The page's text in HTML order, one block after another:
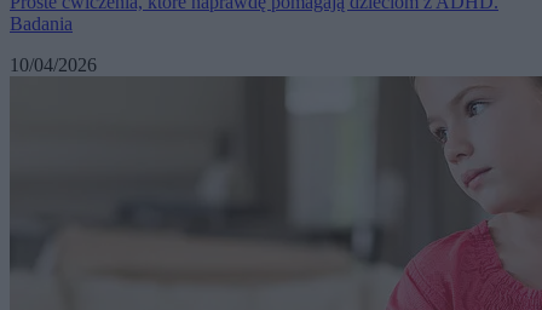
Badania
10/04/2026